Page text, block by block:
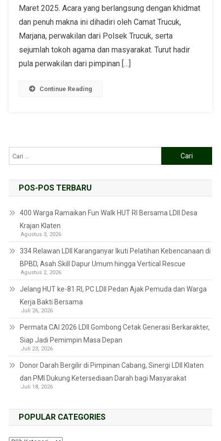
Maret 2025. Acara yang berlangsung dengan khidmat
dan penuh makna ini dihadiri oleh Camat Trucuk,
Marjana, perwakilan dari Polsek Trucuk, serta
sejumlah tokoh agama dan masyarakat. Turut hadir
pula perwakilan dari pimpinan […]
Continue Reading
POS-POS TERBARU
400 Warga Ramaikan Fun Walk HUT RI Bersama LDII Desa
Krajan Klaten
Agustus 3, 2026
334 Relawan LDII Karanganyar Ikuti Pelatihan Kebencanaan di
BPBD, Asah Skill Dapur Umum hingga Vertical Rescue
Agustus 2, 2026
Jelang HUT ke-81 RI, PC LDII Pedan Ajak Pemuda dan Warga
Kerja Bakti Bersama
Juli 26, 2026
Permata CAI 2026 LDII Gombong Cetak Generasi Berkarakter,
Siap Jadi Pemimpin Masa Depan
Juli 23, 2026
Donor Darah Bergilir di Pimpinan Cabang, Sinergi LDII Klaten
dan PMI Dukung Ketersediaan Darah bagi Masyarakat
Juli 18, 2026
POPULAR CATEGORIES